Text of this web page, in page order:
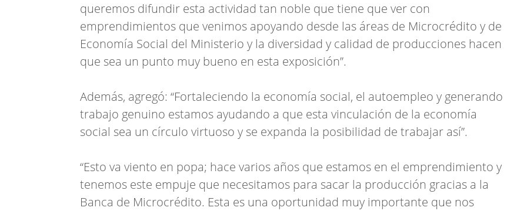
queremos difundir esta actividad tan noble que tiene que ver con
emprendimientos que venimos apoyando desde las áreas de Microcrédito y de
Economía Social del Ministerio y la diversidad y calidad de producciones hacen
que sea un punto muy bueno en esta exposición”.
Además, agregó: “Fortaleciendo la economía social, el autoempleo y generando
trabajo genuino estamos ayudando a que esta vinculación de la economía
social sea un círculo virtuoso y se expanda la posibilidad de trabajar así”.
“Esto va viento en popa; hace varios años que estamos en el emprendimiento y
tenemos este empuje que necesitamos para sacar la producción gracias a la
Banca de Microcrédito. Esta es una oportunidad muy importante que nos